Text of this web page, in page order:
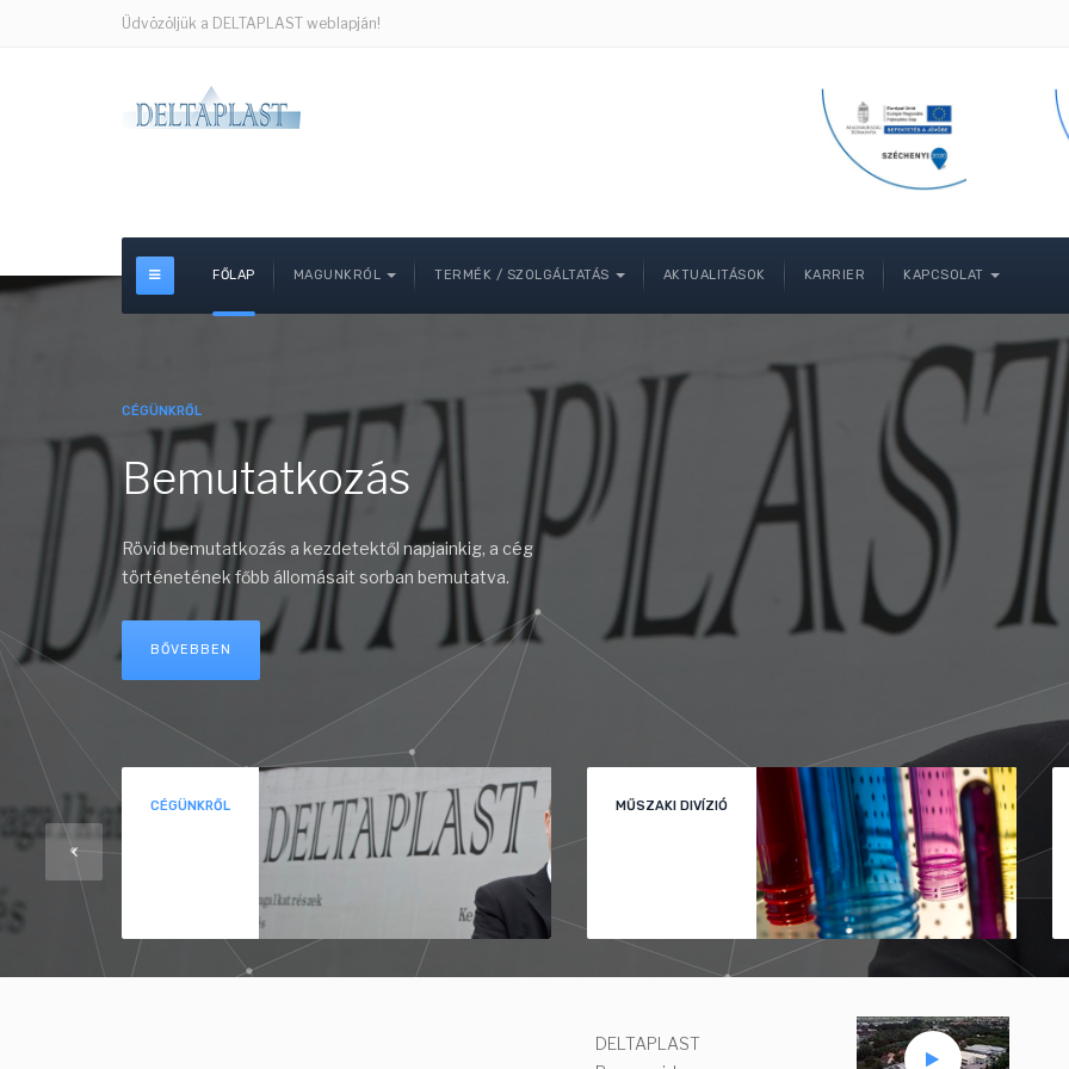
Üdvözöljük a DELTAPLAST weblapján!
FŐLAP MAGUNKRÓL TERMÉK / SZOLGÁLTATÁS AKTUALITÁSOK KARRIER KAPCSOLAT
CÉGÜNKRŐL
Bemutatkozás
Rövid bemutatkozás a kezdetektől napjainkig, a cég
történetének főbb állomásait sorban bemutatva.
BŐVEBBEN
CÉGÜNKRŐL MŰSZAKI DIVÍZIÓ
DELTAPLAST